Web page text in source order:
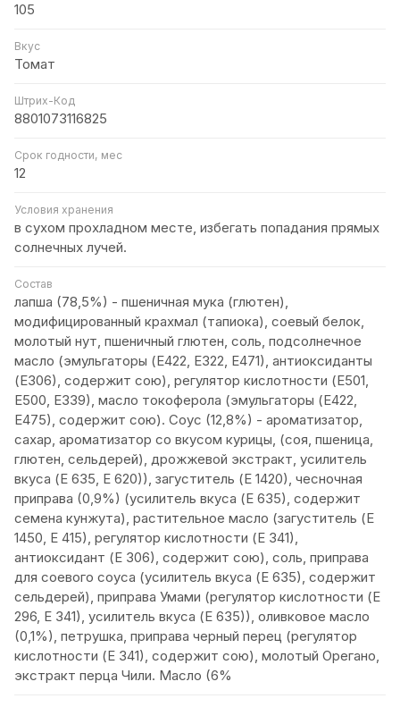
105
Вкус
Томат
Штрих-Код
8801073116825
Срок годности, мес
12
Условия хранения
в сухом прохладном месте, избегать попадания прямых
солнечных лучей.
Состав
лапша (78,5%) - пшеничная мука (глютен),
модифицированный крахмал (тапиока), соевый белок,
молотый нут, пшеничный глютен, соль, подсолнечное
масло (эмульгаторы (Е422, Е322, Е471), антиоксиданты
(Е306), содержит сою), регулятор кислотности (Е501,
Е500, Е339), масло токоферола (эмульгаторы (Е422,
Е475), содержит сою). Соус (12,8%) - ароматизатор,
сахар, ароматизатор со вкусом курицы, (соя, пшеница,
глютен, сельдерей), дрожжевой экстракт, усилитель
вкуса (Е 635, Е 620)), загуститель (Е 1420), чесночная
приправа (0,9%) (усилитель вкуса (Е 635), содержит
семена кунжута), растительное масло (загуститель (Е
1450, Е 415), регулятор кислотности (Е 341),
антиоксидант (Е 306), содержит сою), соль, приправа
для соевого соуса (усилитель вкуса (Е 635), содержит
сельдерей), приправа Умами (регулятор кислотности (Е
296, Е 341), усилитель вкуса (Е 635)), оливковое масло
(0,1%), петрушка, приправа черный перец (регулятор
кислотности (Е 341), содержит сою), молотый Орегано,
экстракт перца Чили. Масло (6%